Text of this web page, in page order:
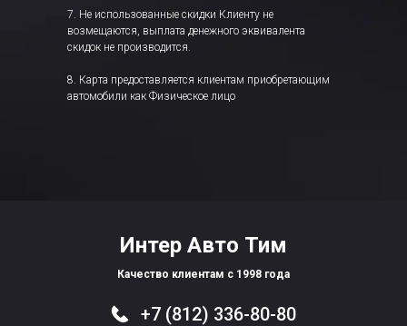
7. Не использованные скидки Клиенту не
возмещаются, выплата денежного эквивалента
скидок не производится.
8. Карта предоставляется клиентам приобретающим
автомобили как Физическое лицо
Интер Авто Тим
Качество клиентам с 1998 года
+7 (812) 336-80-80